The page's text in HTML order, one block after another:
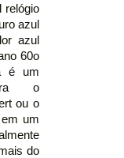
relógio
azul
azul
60o
é um
o
ou o
um
do